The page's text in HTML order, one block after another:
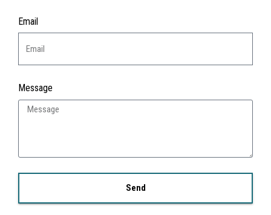
Email
Message
Send